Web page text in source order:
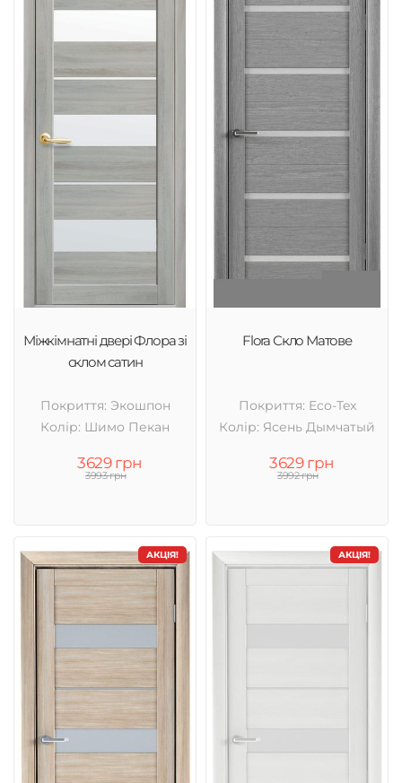
Міжкімнатні двері Флора зі
склом сатин
Покриття: Экошпон
Колір: Шимо Пекан
3629 грн
3993 грн
Flora Скло Матове
Покриття: Eco-Tex
Колір: Ясень Дымчатый
3629 грн
3992 грн
АКЦІЯ! АКЦІЯ!